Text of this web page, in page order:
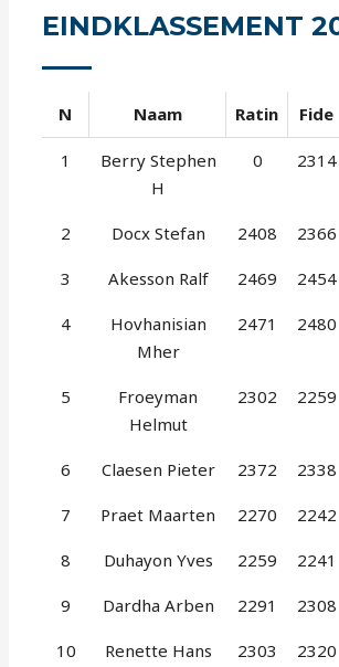
EINDKLASSEMENT
N Naam Ratin Fide
1
Berry Stephen
H
0 2314
2 Docx Stefan 2408 2366
3 Akesson Ralf 2469 2454
4
Hovhanisian
Mher
2471 2480
5
Froeyman
Helmut
2302 2259
6 Claesen Pieter 2372 2338
7 Praet Maarten 2270 2242
8 Duhayon Yves 2259 2241
9 Dardha Arben 2291 2308
10 Renette Hans 2303 2320